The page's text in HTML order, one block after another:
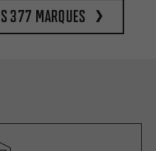
377 marques